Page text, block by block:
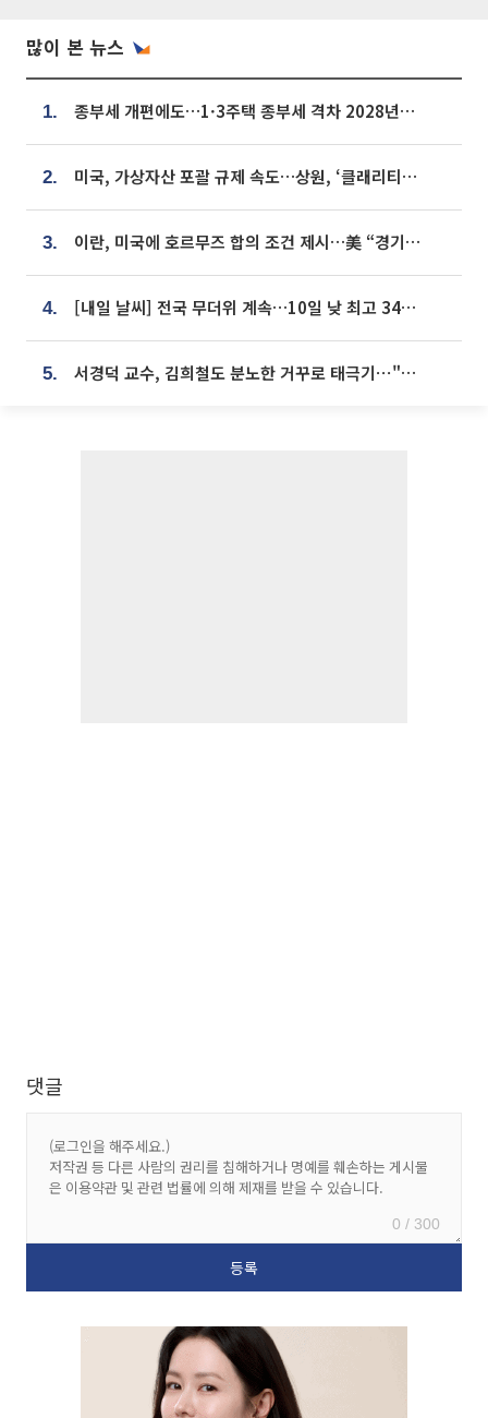
많이 본 뉴스
1. 종부세 개편에도…1·3주택 종부세 격차 2028년부터 확대
2. 미국, 가상자산 포괄 규제 속도…상원, ‘클래리티법’ 9월 절차투표 추진
3. 이란, 미국에 호르무즈 합의 조건 제시…美 “경기 아직 안 끝나” [종합]
4. [내일 날씨] 전국 무더위 계속…10일 낮 최고 34도 육박
5. 서경덕 교수, 김희철도 분노한 거꾸로 태극기⋯"엉터리는 아냐, 아쉬울 뿐"
댓글
0 / 300